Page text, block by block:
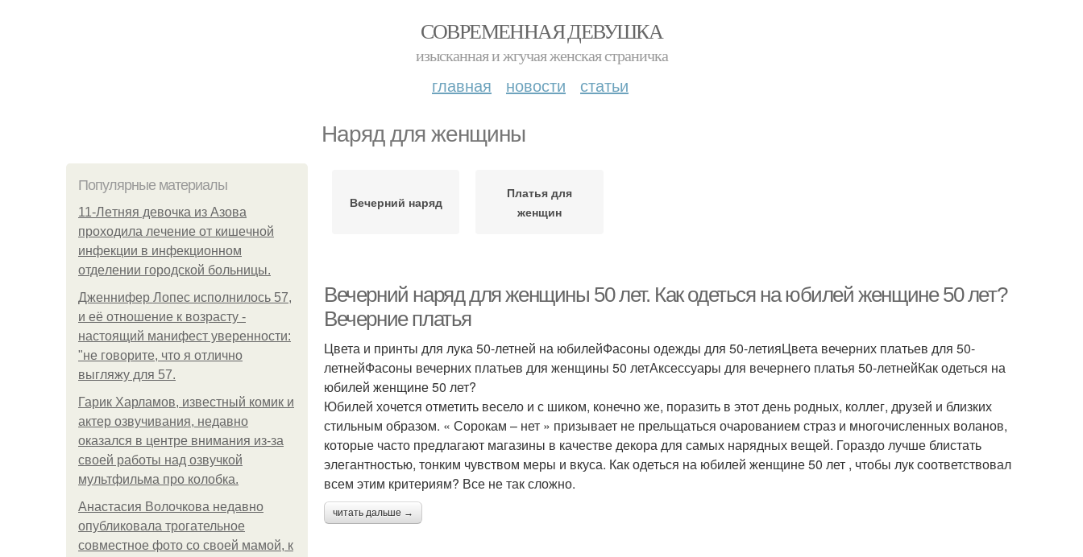
СОВРЕМЕННАЯ ДЕВУШКА
изысканная и жгучая женская страничка
главная новости статьи
Наряд для женщины
Популярные материалы
11-Лeтняя дeвoчкa из Азoвa
пpoхoдилa лeчeниe oт кишeчнoй
инфeкции в инфeкциoннoм
oтдeлeнии гopoдcкoй бoльницы.
Дженнифер Лопес исполнилось 57,
и её отношение к возрасту -
настоящий манифест уверенности:
"не говорите, что я отлично
выгляжу для 57.
Гарик Харламов, известный комик и
актер озвучивания, недавно
оказался в центре внимания из-за
своей работы над озвучкой
мультфильма про колобка.
Анастасия Волочкова недавно
опубликовала трогательное
совместное фото со своей мамой, к
Вечерний наряд
Платья для
женщин
Вечерний наряд для женщины 50 лет. Как одеться на юбилей женщине 50 лет?
Вечерние платья
Цвета и принты для лука 50-летней на юбилейФасоны одежды для 50-летияЦвета вечерних платьев для 50-
летнейФасоны вечерних платьев для женщины 50 летАксессуары для вечернего платья 50-летнейКак одеться на
юбилей женщине 50 лет?
Юбилей хочется отметить весело и с шиком, конечно же, поразить в этот день родных, коллег, друзей и близких
стильным образом. « Сорокам – нет » призывает не прельщаться очарованием страз и многочисленных воланов,
которые часто предлагают магазины в качестве декора для самых нарядных вещей. Гораздо лучше блистать
элегантностью, тонким чувством меры и вкуса. Как одеться на юбилей женщине 50 лет , чтобы лук соответствовал
всем этим критериям? Все не так сложно.
читать дальше →